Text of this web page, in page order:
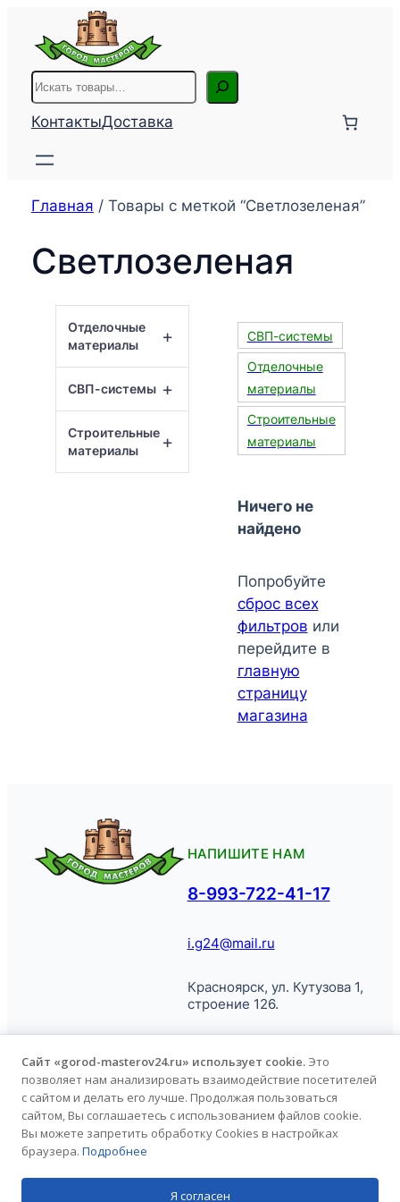
содержимому
Поиск
КонтактыДоставка
Главная / Товары с меткой “Светлозеленая”
Светлозеленая
+
Отделочные
материалы
+
СВП-системы
+
Строительные
материалы
СВП-системы
Отделочные
материалы
Строительные
материалы
Ничего не
найдено
Попробуйте
сброс всех
фильтров или
перейдите в
главную
страницу
магазина
НАПИШИТЕ НАМ
8-993-722-41-17
i.g24@mail.ru
Красноярск, ул. Кутузова 1,
строение 126.
© Город
Мастеров, 2026.
Политика обработки
персональных данных
Продвижение сайта
Сайт «gorod-masterov24.ru» использует cookie. Это
позволяет нам анализировать взаимодействие посетителей
с сайтом и делать его лучше. Продолжая пользоваться
сайтом, Вы соглашаетесь с использованием файлов cookie.
Вы можете запретить обработку Cookies в настройках
браузера. Подробнее
Я согласен